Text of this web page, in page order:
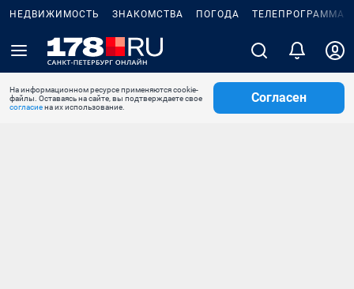
НЕДВИЖИМОСТЬ ЗНАКОМСТВА ПОГОДА ТЕЛЕПРОГРАММА
На информационном ресурсе применяются cookie-
файлы. Оставаясь на сайте, вы подтверждаете свое
согласиена их использование.
Согласен